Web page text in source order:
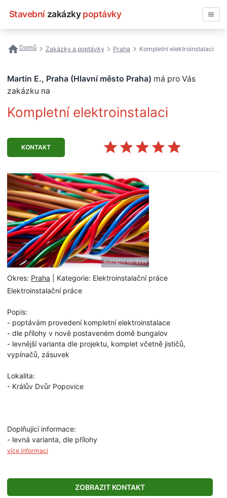
Stavební zakázky poptávky
Nejčastější vyhledávání
Registrace firmy
Domů Zakázky a poptávky Praha Kompletní elektroinstalaci
Martin E., Praha (Hlavní město Praha) má pro Vás
zakázku na
Kompletní elektroinstalaci
KONTAKT
Okres: Praha | Kategorie: Elektroinstalační práce
Elektroinstalační práce
Popis:
- poptávám provedení kompletní elektroinstalace
- dle přílohy v nově postaveném domě bungalov
- levnější varianta dle projektu, komplet včetně jističů,
vypínačů, zásuvek
Lokalita:
- Králův Dvůr Popovice
Doplňující informace:
- levná varianta, dle přílohy
více informací
ZOBRAZIT KONTAKT
ilustrační obrázek